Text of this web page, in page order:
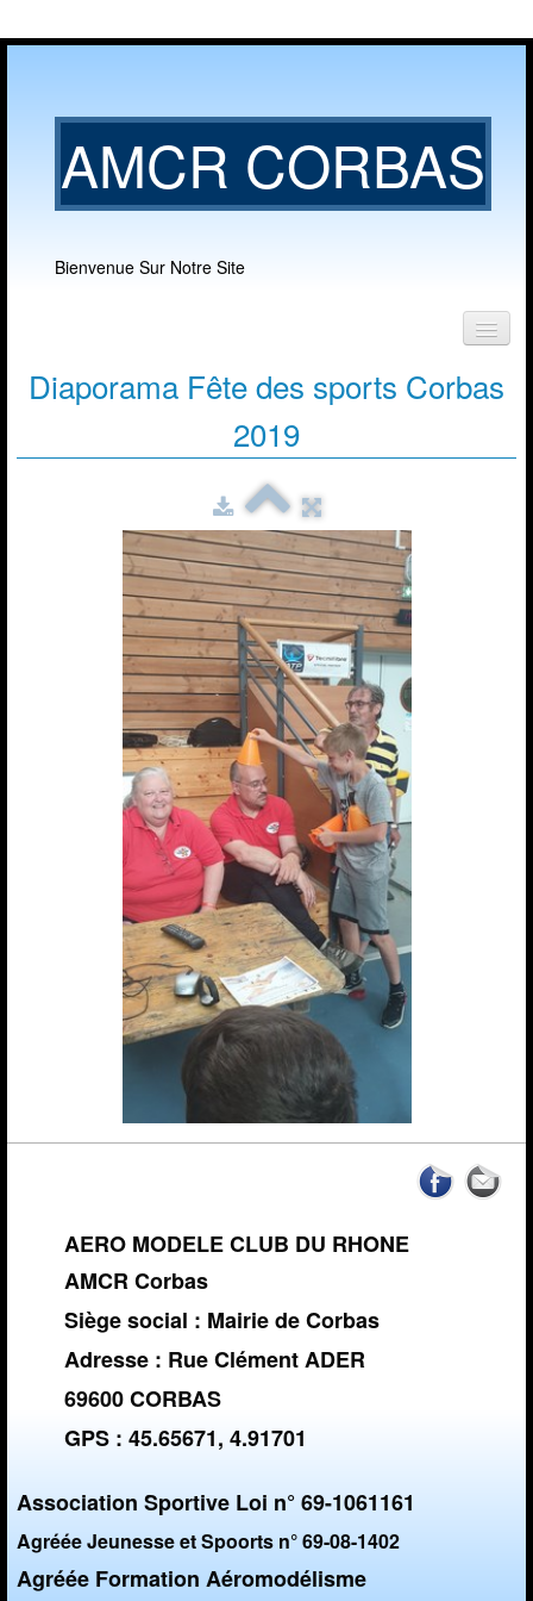
AMCR CORBAS
Bienvenue Sur Notre Site
Accueil
News de l'AMCR
Calendrier AMCR
Calendrier Régional
Actualités
Météo Corbas
Espace réservé Adhérents
Vidéos-Sites
Diaporama Fête des sports Corbas
2019
AERO MODELE CLUB DU RHONE
AMCR Corbas
Siège social : Mairie de Corbas
Adresse : Rue Clément ADER
69600 CORBAS
GPS : 45.65671, 4.91701
Association Sportive Loi n° 69-1061161
Agréée Jeunesse et Spoorts n° 69-08-1402
Agréée Formation Aéromodélisme